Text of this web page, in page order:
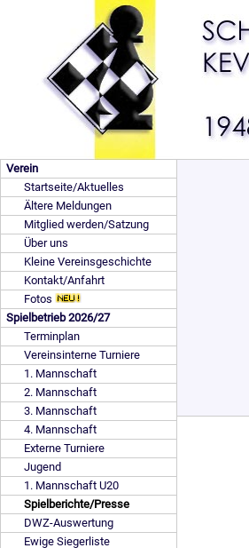
Verein
Startseite/Aktuelles
Ältere Meldungen
Mitglied werden/Satzung
Über uns
Kleine Vereinsgeschichte
Kontakt/Anfahrt
Fotos
Spielbetrieb 2026/27
Terminplan
Vereinsinterne Turniere
1. Mannschaft
2. Mannschaft
3. Mannschaft
4. Mannschaft
Externe Turniere
Jugend
1. Mannschaft U20
Spielberichte/Presse
DWZ-Auswertung
Ewige Siegerliste